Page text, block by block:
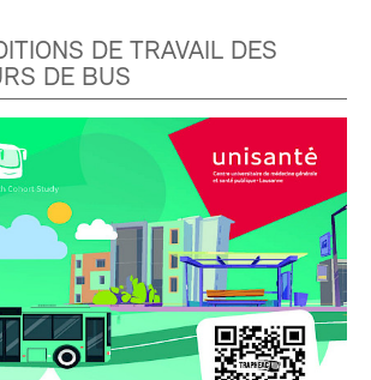
DE TRAVAIL DES
DE BUS